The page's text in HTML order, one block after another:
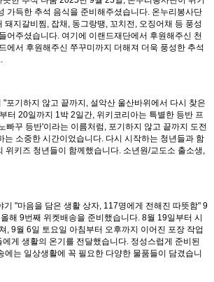
가득한 추석 음식을 준비해주셨습니다. 온누리봉사단
돼지갈비찜, 잡채, 동그랑땡, 꼬치전, 오징어채 등 풍성
어주셨습니다. 여기에 이랜드재단에서 후원해주신 천
에서 후원해주신 쭈꾸미까지 더해져 더욱 풍성한 추석
포기하지 않고 끝까지, 설악산 울산바위에서 다시 찾은
터 20일까지 1박 2일간, 위키코리아는 특별한 등반 프
빠꾸 등반'이라는 이름처럼, 포기하지 않고 끝까지 도전
는 소중한 시간이었습니다. 다시 시작하는 청년들과 함
위키즈 청년들이 함께했습니다. 소년원/교도소 출소생,
"마음을 담은 생활 상자, 117명에게 전해진 따뜻함" 9
해 9번째 위켓배송을 준비했습니다. 8월 19일부터 시
, 9월 6일 토요일 아침부터 오후까지 이어진 포장 작업
게 생활의 온기를 전달했습니다. 정성스럽게 준비된
에는 일상생활에 꼭 필요한 다양한 물품들이 담겼습니